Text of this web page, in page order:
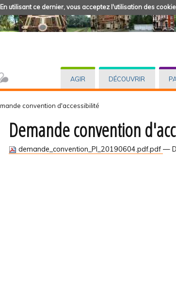
utilisant ce dernier, vous acceptez l'utilisation des
AGIR DÉCOUVRIR
convention d'accessibilité
Demande convention
demande_convention_PI_20190604.pdf.pdf —